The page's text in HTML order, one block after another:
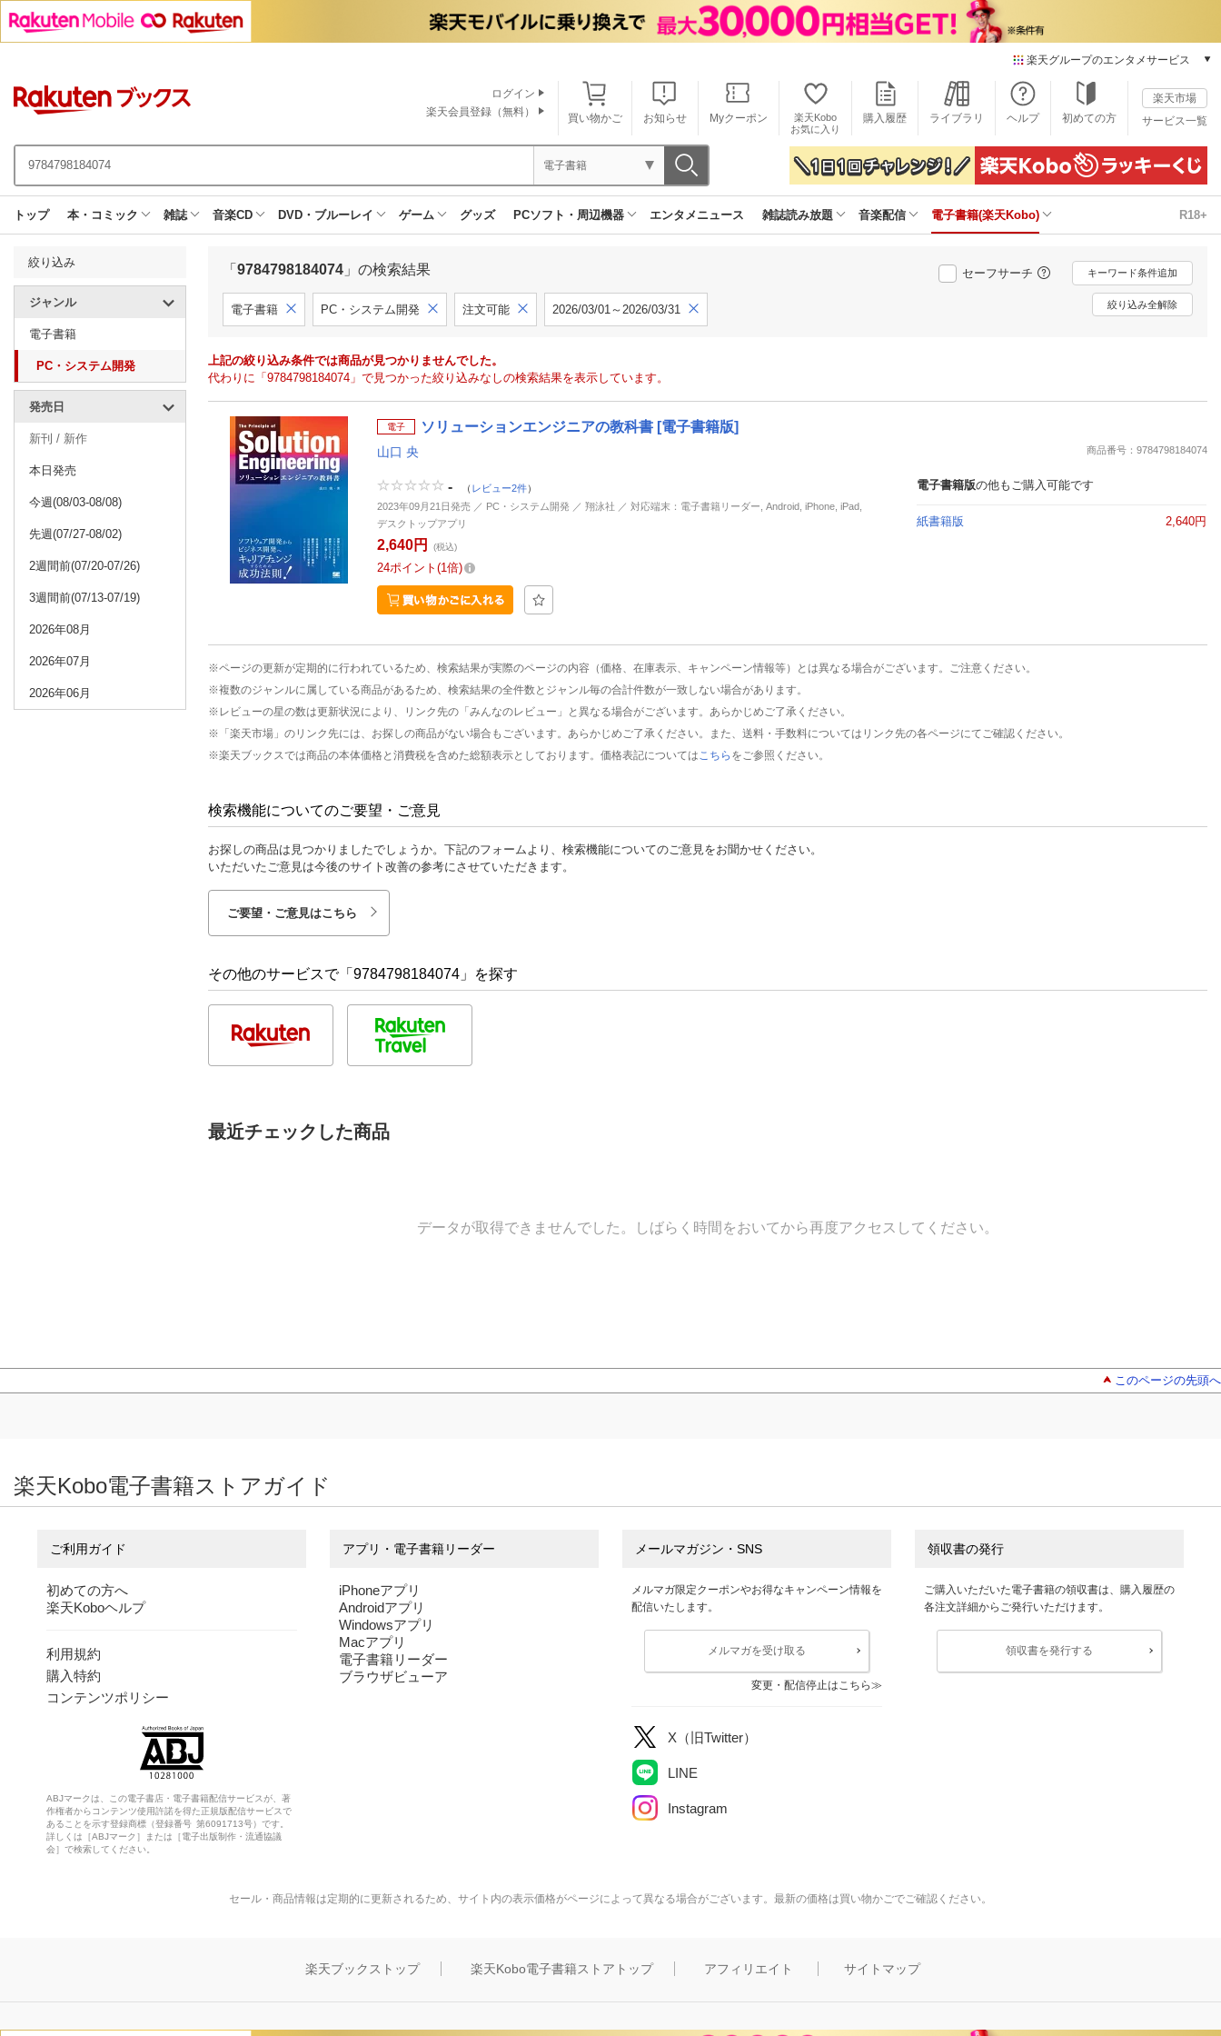
楽天グループのエンタメサービス
本/ゲーム/CD/DVD
楽天ブックス
電子書籍
楽天Kobo
雑誌読み放題
楽天ミュージック
動画配信
楽天TV
動画配信ガイド
推し楽
買い物かご お知らせ Myクーポン
楽天Kobo
お気に入り
購入履歴 ライブラリ ヘルプ 初めての方
楽天市場
サービス一覧
ログイン
楽天会員登録（無料）
電子書籍
トップ 本・コミック 雑誌 音楽CD DVD・ブルーレイ ゲーム グッズ PCソフト・周辺機器 エンタメニュース 雑誌読み放題 音楽配信 電子書籍(楽天Kobo) R18+
絞り込み
ジャンル
電子書籍
PC・システム開発
発売日
新刊 / 新作
本日発売
今週(08/03-08/08)
先週(07/27-08/02)
2週間前(07/20-07/26)
3週間前(07/13-07/19)
2026年08月
2026年07月
2026年06月
「 9784798184074 」の検索結果 セーフサーチ キーワード条件追加
電子書籍 PC・システム開発 注文可能 2026/03/01～2026/03/31 絞り込み全解除
上記の絞り込み条件では商品が見つかりませんでした。
代わりに「9784798184074」で見つかった絞り込みなしの検索結果を表示しています。
電子 ソリューションエンジニアの教科書 [電子書籍版]
山口 央 商品番号：9784798184074
- （ レビュー2件）
2023年09月21日発売 ／ PC・システム開発 ／ 翔泳社 ／ 対応端末：電子書籍リーダー, Android, iPhone, iPad,
デスクトップアプリ
2,640円 (税込)
24ポイント 1倍
電子書籍版の他もご購入可能です
紙書籍版 2,640円
※ページの更新が定期的に行われているため、検索結果が実際のページの内容（価格、在庫表示、キャンペーン情報等）とは異なる場合がございます。ご注意ください。
※複数のジャンルに属している商品があるため、検索結果の全件数とジャンル毎の合計件数が一致しない場合があります。
※レビューの星の数は更新状況により、リンク先の「みんなのレビュー」と異なる場合がございます。あらかじめご了承ください。
※「楽天市場」のリンク先には、お探しの商品がない場合もございます。あらかじめご了承ください。また、送料・手数料についてはリンク先の各ページにてご確認ください。
※楽天ブックスでは商品の本体価格と消費税を含めた総額表示としております。価格表記については こちら をご参照ください。
検索機能についてのご要望・ご意見
お探しの商品は見つかりましたでしょうか。下記のフォームより、検索機能についてのご意見をお聞かせください。
いただいたご意見は今後のサイト改善の参考にさせていただきます。
ご要望・ご意見はこちら
その他のサービスで「9784798184074」を探す
最近チェックした商品
データが取得できませんでした。しばらく時間をおいてから再度アクセスしてください。
このページの先頭へ
楽天Kobo電子書籍ストアガイド
ご利用ガイド
初めての方へ
楽天Koboヘルプ
利用規約
購入特約
コンテンツポリシー
ABJマークは、この電子書店・電子書籍配信サービスが、著
作権者からコンテンツ使用許諾を得た正規版配信サービスで
あることを示す登録商標（登録番号 第6091713号）です。
詳しくは［ABJマーク］または［電子出版制作・流通協議
会］で検索してください。
アプリ・電子書籍リーダー
iPhoneアプリ
Androidアプリ
Windowsアプリ
Macアプリ
電子書籍リーダー
ブラウザビューア
メールマガジン・SNS
メルマガ限定クーポンやお得なキャンペーン情報を
配信いたします。
メルマガを受け取る
変更・配信停止はこちら
X（旧Twitter）
LINE
Instagram
領収書の発行
ご購入いただいた電子書籍の領収書は、購入履歴の
各注文詳細からご発行いただけます。
領収書を発行する
セール・商品情報は定期的に更新されるため、サイト内の表示価格がページによって異なる場合がございます。最新の価格は買い物かごでご確認ください。
楽天ブックストップ 楽天Kobo電子書籍ストアトップ アフィリエイト サイトマップ